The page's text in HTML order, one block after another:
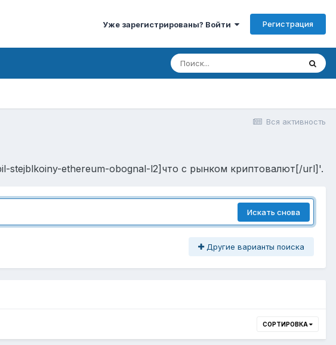
Уже зарегистрированы? Войти Регистрация
Вся активность
stejblkoiny-ethereum-obognal-l2]что с рынком криптовалют[/url]'.
Искать снова
Другие варианты поиска
СОРТИРОВКА